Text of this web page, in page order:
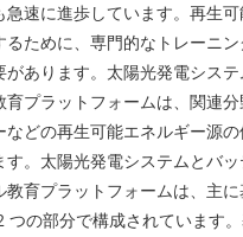
急速に進歩しています。再生
るために、専門的なトレーニ
があります。太陽光発電シス
育プラットフォームは、関連
などの再生可能エネルギー源
す。太陽光発電システムとバ
教育プラットフォームは、主
つの部分で構成されています